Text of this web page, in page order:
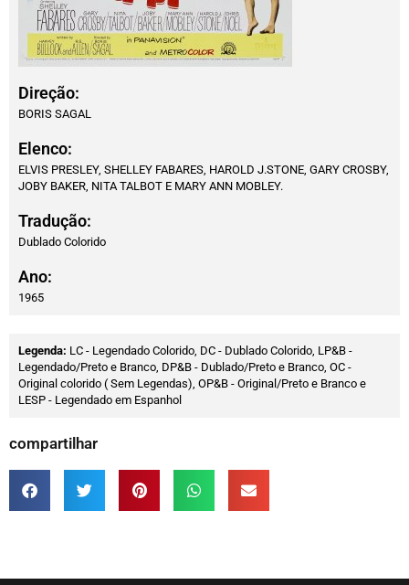
Direção:
BORIS SAGAL
Elenco:
ELVIS PRESLEY, SHELLEY FABARES, HAROLD J.STONE, GARY CROSBY,
JOBY BAKER, NITA TALBOT E MARY ANN MOBLEY.
Tradução:
Dublado Colorido
Ano:
1965
Legenda: LC - Legendado Colorido, DC - Dublado Colorido, LP&B -
Legendado/Preto e Branco, DP&B - Dublado/Preto e Branco, OC -
Original colorido ( Sem Legendas), OP&B - Original/Preto e Branco e
LESP - Legendado em Espanhol
compartilhar